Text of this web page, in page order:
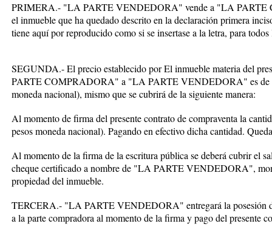
PRIMERA.- "LA PARTE VENDEDORA" vende a "LA PARTE
el inmueble que ha quedado descrito en la declaración primera
tiene aquí por reproducido como si se insertase a la letra, para
SEGUNDA.- El precio establecido por El inmueble materia del
PARTE COMPRADORA" a "LA PARTE VENDEDORA" es de
moneda nacional), mismo que se cubrirá de la siguiente manera:
Al momento de firma del presente contrato de compraventa la
pesos moneda nacional). Pagando en efectivo dicha cantidad.
Al momento de la firma de la escritura pública se deberá cubrir el
cheque certificado a nombre de "LA PARTE VENDEDORA",
propiedad del inmueble.
TERCERA.- "LA PARTE VENDEDORA" entregará la posesión
a la parte compradora al momento de la firma y pago del presente